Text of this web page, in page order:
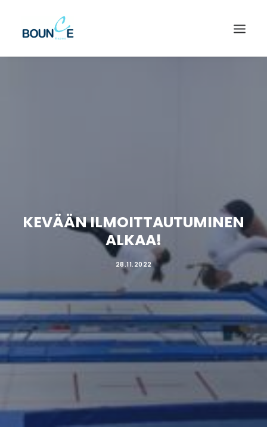
KEVÄÄN ILMOITTAUTUMINEN
ALKAA!
28.11.2022